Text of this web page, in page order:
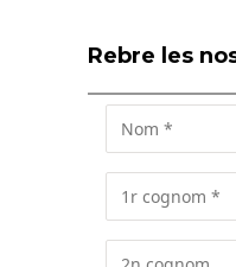
Rebre les